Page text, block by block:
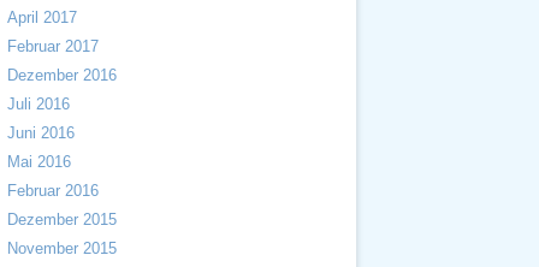
April 2017
Februar 2017
Dezember 2016
Juli 2016
Juni 2016
Mai 2016
Februar 2016
Dezember 2015
November 2015